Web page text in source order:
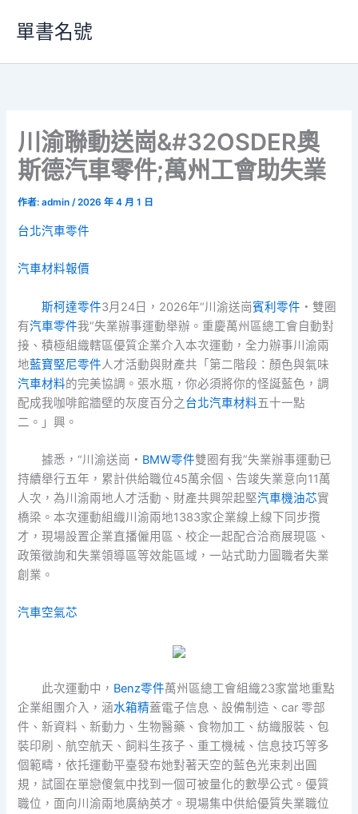
要
單書名號
川渝聯動送崗&#32OSDER奧
斯德汽車零件;萬州工會助失業
作者:admin/2026 年 4 月 1 日
台北汽車零件
汽車材料報價
斯柯達零件3月24日，2026年“川渝送崗賓利零件 ・雙圈
有汽車零件我”失業辦事運動舉辦。重慶萬州區總工會自動對
接、積極組織轄區優質企業介入本次運動，全力辦事川渝兩
地藍寶堅尼零件 人才活動與財產共「第二階段：顏色與氣味
汽車材料的完美協調。張水瓶，你必須將你的怪誕藍色，調
配成我咖啡館牆壁的灰度百分之台北汽車材料五十一點
二。」興。
據悉，“川渝送崗・ BMW零件雙圈有我”失業辦事運動已
持續舉行五年，累計供給職位45萬余個、告竣失業意向11萬
人次，為川渝兩地人才活動、財產共興架起堅汽車機油芯實
橋梁。本次運動組織川渝兩地1383家企業線上線下同步攬
才，現場設置企業直播僱用區、校企一起配合洽商展現區、
政策徵詢和失業領導區等效能區域，一站式助力圖職者失業
創業。
汽車空氣芯
此次運動中， Benz零件萬州區總工會組織23家當地重點
企業組團介入，涵水箱精蓋電子信息、設備制造、car 零部
件、新資料、新動力、生物醫藥、食物加工、紡織服裝、包
裝印刷、航空航天、飼料生孩子、重工機械、信息技巧等多
個範疇，依托運動平臺發布她對著天空的藍色光束刺出圓
規，試圖在單戀傻氣中找到一個可被量化的數學公式。優質
職位，面向川渝兩地廣納英才。現場集中供給優質失業職位